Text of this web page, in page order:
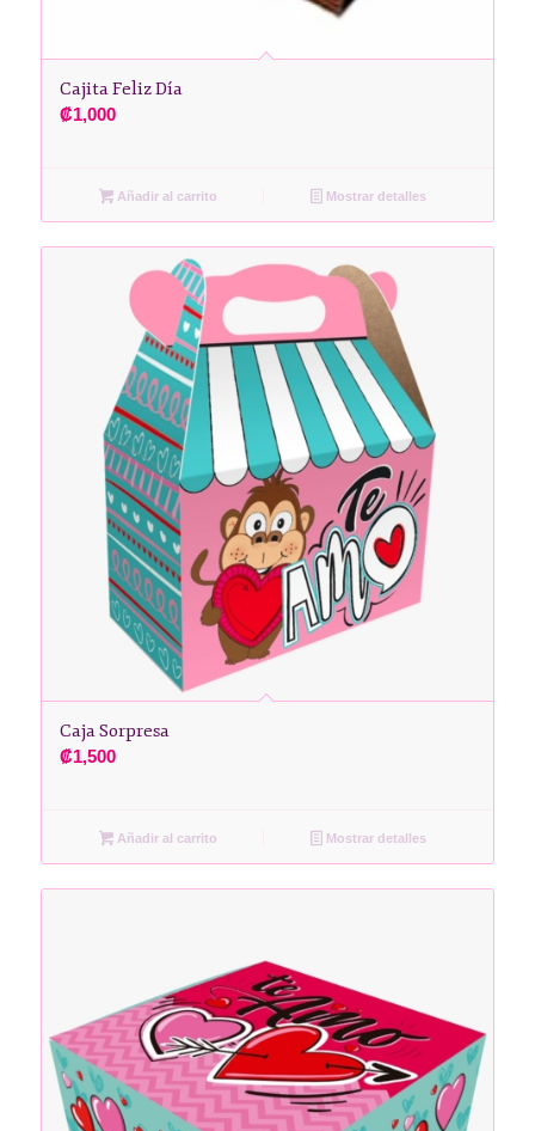
Cajita Feliz Día
₡1,000
Añadir al carrito Mostrar detalles
Caja Sorpresa
₡1,500
Añadir al carrito Mostrar detalles